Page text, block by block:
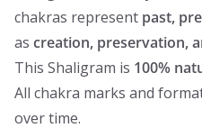
chakras represent past,
as creation, preservation,
This Shaligram is 100%
All chakra marks and
over time.